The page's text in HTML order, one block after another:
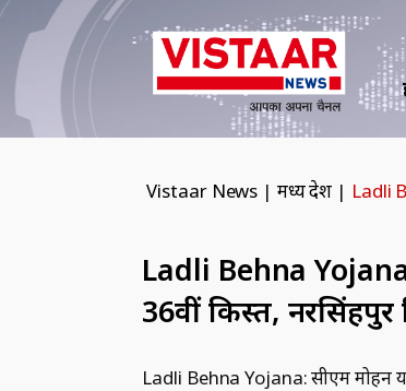
Vistaar News | मध्य प्रदेश | Ladli
Ladli Behna
36वीं किस्‍त,
Ladli Behna Yojana: सीएम मोहन